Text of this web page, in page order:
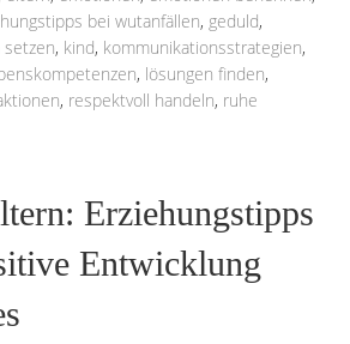
bei wutanfällen, geduld,
setzen, kind, kommunikationsstrategien,
, lösungen finden,
, respektvoll handeln, ruhe
Erziehungstipps
Entwicklung